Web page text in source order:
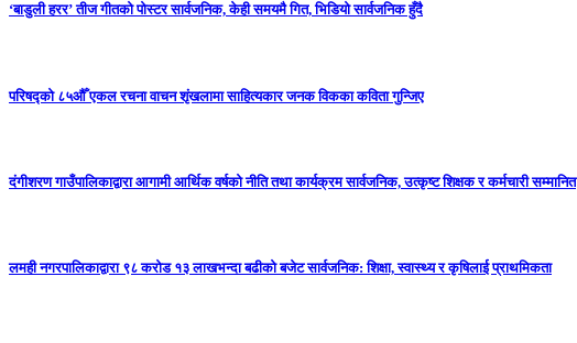
‘बाडुली हरर’ तीज गीतको पोस्टर सार्वजनिक, केही समयमै गित, भिडियो सार्वजनिक हुँदै
परिषद्को ८५औँ एकल रचना वाचन शृंखलामा साहित्यकार जनक विकका कविता गुन्जिए
दंगीशरण गाउँपालिकाद्वारा आगामी आर्थिक वर्षको नीति तथा कार्यक्रम सार्वजनिक, उत्कृष्ट शिक्षक र कर्मचारी सम्मानित
लमही नगरपालिकाद्वारा ९८ करोड १३ लाखभन्दा बढीको बजेट सार्वजनिक: शिक्षा, स्वास्थ्य र कृषिलाई प्राथमिकता